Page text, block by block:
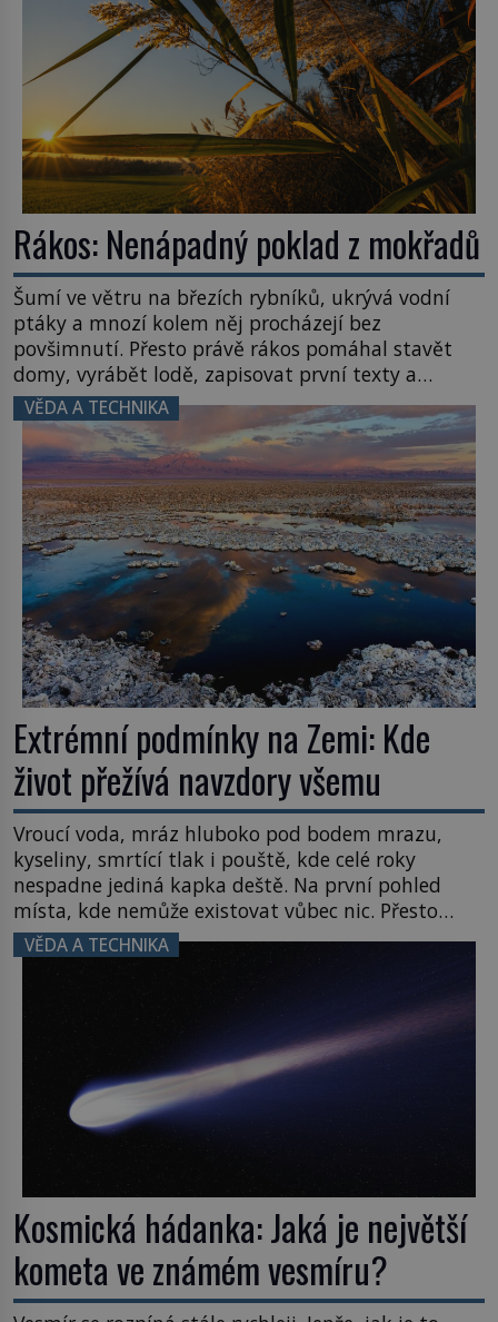
Rákos: Nenápadný poklad z mokřadů
Šumí ve větru na březích rybníků, ukrývá vodní
ptáky a mnozí kolem něj procházejí bez
povšimnutí. Přesto právě rákos pomáhal stavět
domy, vyrábět lodě, zapisovat první texty a
inspiroval řadu pověstí. Tato skromná, ale
užitečná rostlina provází člověka už tisíce let.
Většina lidí vnímá rákos jen jako obyčejnou kulisu
letního koupání. Stačí se však podívat […]
VĚDA A TECHNIKA
Extrémní podmínky na Zemi: Kde
život přežívá navzdory všemu
Vroucí voda, mráz hluboko pod bodem mrazu,
kyseliny, smrtící tlak i pouště, kde celé roky
nespadne jediná kapka deště. Na první pohled
místa, kde nemůže existovat vůbec nic. Přesto
právě tady vědci objevují organismy, které
posouvají hranice života. Každý nový nález mění
napovídá, kde bychom jednou […]
VĚDA A TECHNIKA
Kosmická hádanka: Jaká je největší
kometa ve známém vesmíru?